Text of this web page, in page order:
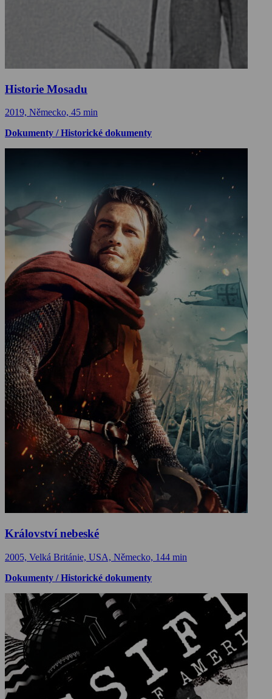
Historie Mosadu
2019, Německo, 45 min
Dokumenty / Historické dokumenty
Království nebeské
2005, Velká Británie, USA, Německo, 144 min
Dokumenty / Historické dokumenty